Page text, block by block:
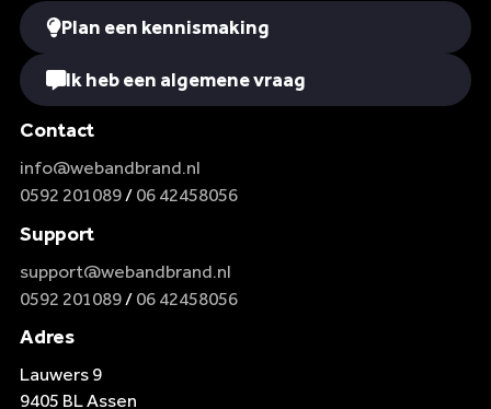
Plan een kennismaking
Ik heb een algemene vraag
Contact
info@webandbrand.nl
0592 201089/ 06 42458056
Support
support@webandbrand.nl
0592 201089 / 06 42458056
Adres
Lauwers 9
9405 BL Assen